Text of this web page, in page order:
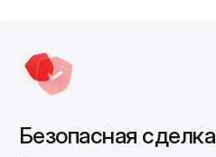
Безопасная сделка